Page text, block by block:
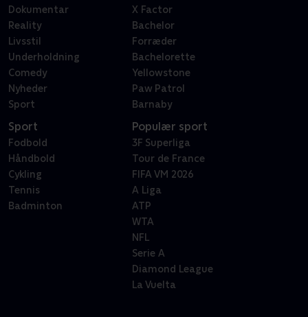
Dokumentar
Reality
Livsstil
Underholdning
Comedy
Nyheder
Sport
X Factor
Bachelor
Forræder
Bachelorette
Yellowstone
Paw Patrol
Barnaby
Sport
Fodbold
Håndbold
Cykling
Tennis
Badminton
Populær sport
3F Superliga
Tour de France
FIFA VM 2026
A Liga
ATP
WTA
NFL
Serie A
Diamond League
La Vuelta